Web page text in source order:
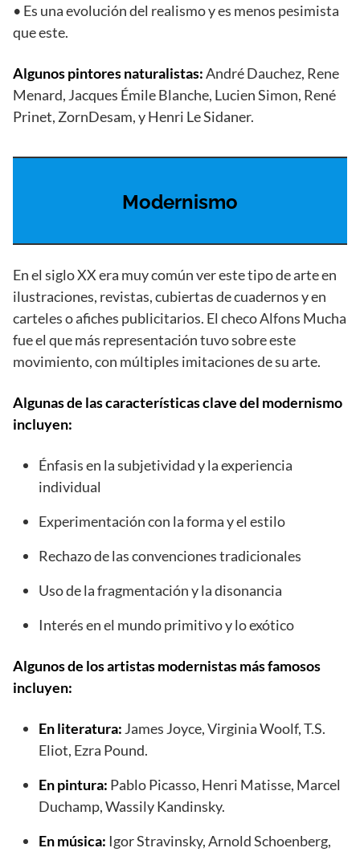
• Es una evolución del realismo y es menos pesimista
que este.
Algunos pintores naturalistas:André Dauchez, Rene
Menard, Jacques Émile Blanche, Lucien Simon, René
Prinet, ZornDesam, y Henri Le Sidaner.
Modernismo
En el siglo XX era muy común ver este tipo de arte en
ilustraciones, revistas, cubiertas de cuadernos y en
carteles o afiches publicitarios. El checo Alfons Mucha
fue el que más representación tuvo sobre este
movimiento, con múltiples imitaciones de su arte.
Algunas de las características clave del modernismo
incluyen:
Énfasis en la subjetividad y la experiencia
individual
Experimentación con la forma y el estilo
Rechazo de las convenciones tradicionales
Uso de la fragmentación y la disonancia
Interés en el mundo primitivo y lo exótico
Algunos de los artistas modernistas más famosos
incluyen:
En literatura: James Joyce, Virginia Woolf, T.S.
Eliot, Ezra Pound.
En pintura: Pablo Picasso, Henri Matisse, Marcel
Duchamp, Wassily Kandinsky.
En música: Igor Stravinsky, Arnold Schoenberg,